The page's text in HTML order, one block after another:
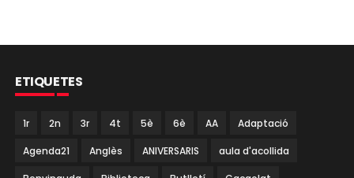
ETIQUETES
1r 2n 3r 4t 5è 6è AA Adaptació
Agenda21 Anglès ANIVERSARIS aula d'acollida